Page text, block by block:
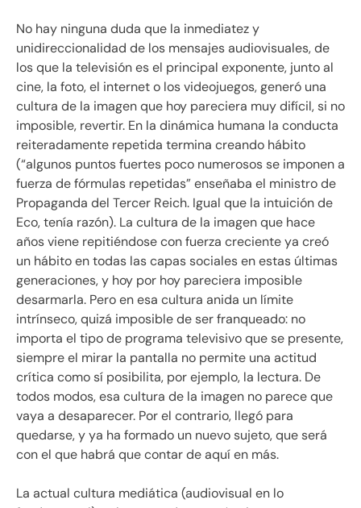
No hay ninguna duda que la inmediatez y
unidireccionalidad de los mensajes audiovisuales, de
los que la televisión es el principal exponente, junto al
cine, la foto, el internet o los videojuegos, generó una
cultura de la imagen que hoy pareciera muy difícil, si no
imposible, revertir. En la dinámica humana la conducta
reiteradamente repetida termina creando hábito
(“algunos puntos fuertes poco numerosos se imponen a
fuerza de fórmulas repetidas” enseñaba el ministro de
Propaganda del Tercer Reich. Igual que la intuición de
Eco, tenía razón). La cultura de la imagen que hace
años viene repitiéndose con fuerza creciente ya creó
un hábito en todas las capas sociales en estas últimas
generaciones, y hoy por hoy pareciera imposible
desarmarla. Pero en esa cultura anida un límite
intrínseco, quizá imposible de ser franqueado: no
importa el tipo de programa televisivo que se presente,
siempre el mirar la pantalla no permite una actitud
crítica como sí posibilita, por ejemplo, la lectura. De
todos modos, esa cultura de la imagen no parece que
vaya a desaparecer. Por el contrario, llegó para
quedarse, y ya ha formado un nuevo sujeto, que será
con el que habrá que contar de aquí en más.
La actual cultura mediática (audiovisual en lo